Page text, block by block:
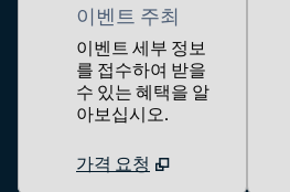
이벤트 주최
이벤트 세부 정보
를 접수하여 받을
수 있는 혜택을 알
아보십시오.
가격 요청